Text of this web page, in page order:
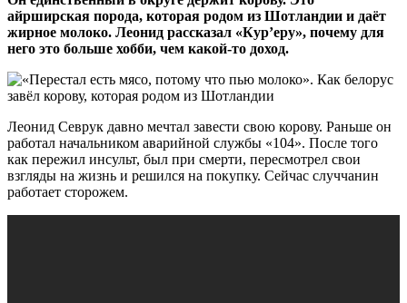
айрширская порода, которая родом из Шотландии и даёт
жирное молоко. Леонид рассказал «Кур’еру», почему для
него это больше хобби, чем какой-то доход.
Леонид Севрук давно мечтал завести свою корову. Раньше он
работал начальником аварийной службы «104». После того
как пережил инсульт, был при смерти, пересмотрел свои
взгляды на жизнь и решился на покупку. Сейчас случчанин
работает сторожем.